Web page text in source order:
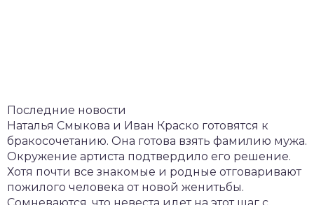
Последние новости
Наталья Смыкова и Иван Краско готовятся к
бракосочетанию. Она готова взять фамилию мужа.
Окружение артиста подтвердило его решение.
Хотя почти все знакомые и родные отговаривают
пожилого человека от новой женитьбы.